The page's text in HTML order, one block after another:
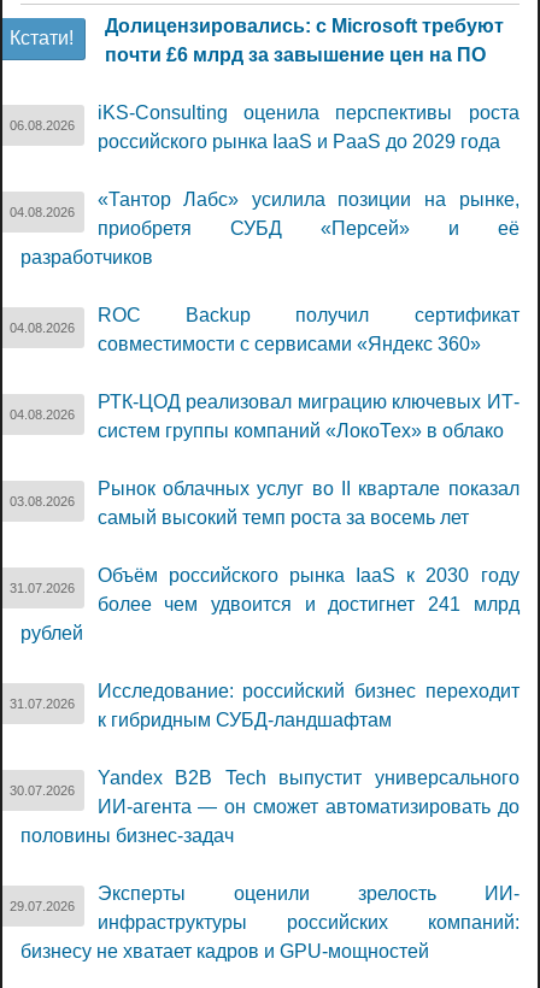
Кстати!
Долицензировались: с Microsoft требуют
почти £6 млрд за завышение цен на ПО
06.08.2026
iKS-Consulting оценила перспективы роста
российского рынка IaaS и PaaS до 2029 года
04.08.2026
«Тантор Лабс» усилила позиции на рынке,
приобретя СУБД «Персей» и её
разработчиков
04.08.2026
ROC Backup получил сертификат
совместимости с сервисами «Яндекс 360»
04.08.2026
РТК-ЦОД реализовал миграцию ключевых ИТ-
систем группы компаний «ЛокоТех» в облако
03.08.2026
Рынок облачных услуг во II квартале показал
самый высокий темп роста за восемь лет
31.07.2026
Объём российского рынка IaaS к 2030 году
более чем удвоится и достигнет 241 млрд
рублей
31.07.2026
Исследование: российский бизнес переходит
к гибридным СУБД-ландшафтам
30.07.2026
Yandex B2B Tech выпустит универсального
ИИ-агента — он сможет автоматизировать до
половины бизнес-задач
29.07.2026
Эксперты оценили зрелость ИИ-
инфраструктуры российских компаний:
бизнесу не хватает кадров и GPU-мощностей